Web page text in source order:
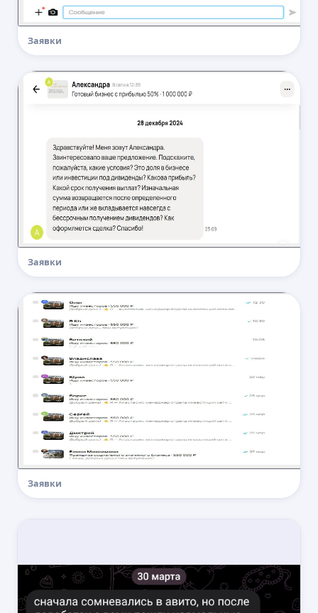
Заявки
Заявки
Заявки
Подготовим прогноз
бюджета и
результатовбесплатно
спроса
Найдем конкурентов и расскажем
про их результаты
Расскажем, какую стратегию
нужно использовать
Подготовим прогноз бюджета
и результатов на основе своего
опыта в вашей нише
Стоимость работыот 20 000 ₽в месяц
0 ₽
20 000 ₽
Получить прогноз БЕСПЛАТНО